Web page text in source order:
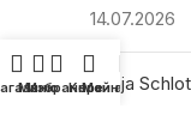
14.07.2026
Ranja
Меню
Избранное
Корзина
Мой аккаунт